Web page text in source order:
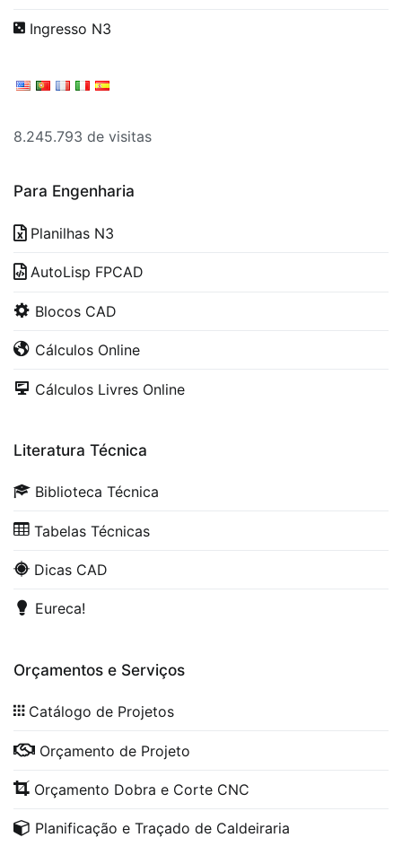
Ingresso N3
8.245.793 de visitas
Para Engenharia
Planilhas N3
AutoLisp FPCAD
Blocos CAD
Cálculos Online
Cálculos Livres Online
Literatura Técnica
Biblioteca Técnica
Tabelas Técnicas
Dicas CAD
Eureca!
Orçamentos e Serviços
Catálogo de Projetos
Orçamento de Projeto
Orçamento Dobra e Corte CNC
Planificação e Traçado de Caldeiraria